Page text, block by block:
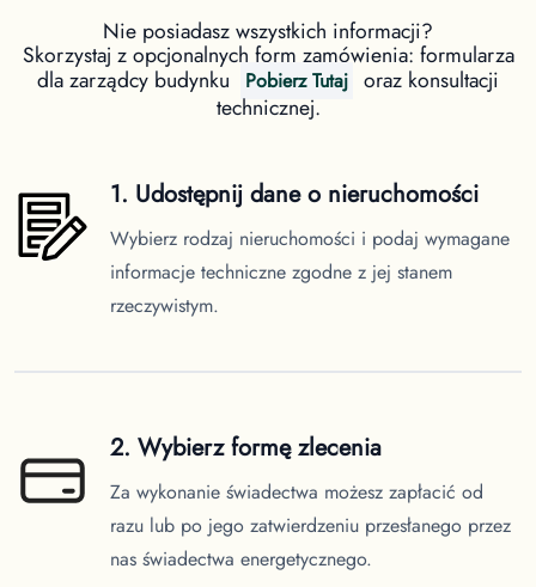
Nie posiadasz wszystkich informacji?
Skorzystaj z opcjonalnych form zamówienia: formularza
dla zarządcy budynku
Pobierz Tutaj oraz konsultacji
technicznej.
1. Udostępnij dane o nieruchomości
Wybierz rodzaj nieruchomości i podaj wymagane
informacje techniczne zgodne z jej stanem
rzeczywistym.
2. Wybierz formę zlecenia
Za wykonanie świadectwa możesz zapłacić od
razu lub po jego zatwierdzeniu przesłanego przez
nas świadectwa energetycznego.